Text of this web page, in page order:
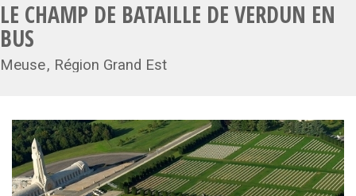
LE CHAMP DE BATAILLE DE VERDUN EN
BUS
Meuse Région Grand Est